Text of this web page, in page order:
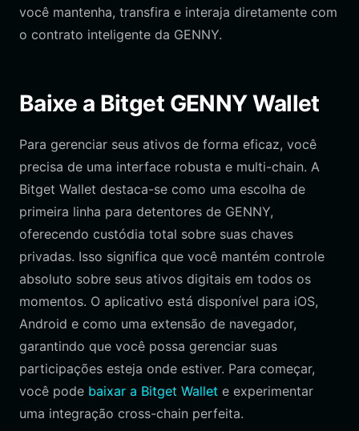
você mantenha, transfira e interaja diretamente com
o contrato inteligente da GENNY.
Baixe a Bitget GENNY Wallet
Para gerenciar seus ativos de forma eficaz, você
precisa de uma interface robusta e multi-chain. A
Bitget Wallet destaca-se como uma escolha de
primeira linha para detentores de GENNY,
oferecendo custódia total sobre suas chaves
privadas. Isso significa que você mantém controle
absoluto sobre seus ativos digitais em todos os
momentos. O aplicativo está disponível para iOS,
Android e como uma extensão de navegador,
garantindo que você possa gerenciar suas
participações esteja onde estiver. Para começar,
você pode baixar a Bitget Wallet e experimentar
uma integração cross-chain perfeita.